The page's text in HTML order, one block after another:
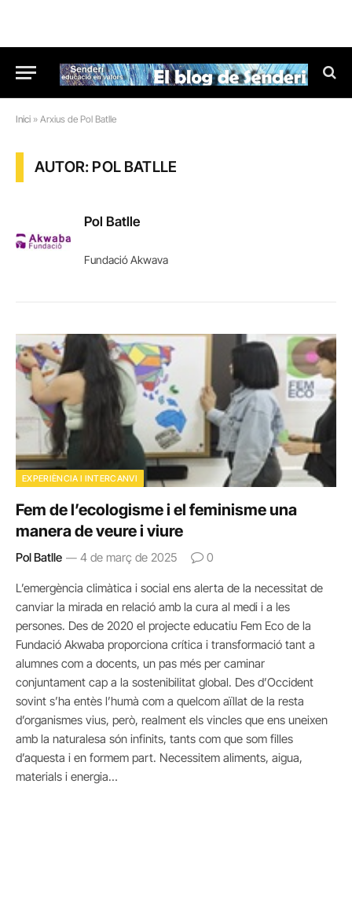
Inici » Arxius de Pol Batlle
AUTOR: POL BATLLE
Pol Batlle
Fundació Akwava
EXPERIÈNCIA I INTERCANVI
Fem de l’ecologisme i el feminisme una
manera de veure i viure
Pol Batlle 4 de març de 2025 0
L’emergència climàtica i social ens alerta de la necessitat de
canviar la mirada en relació amb la cura al medi i a les
persones. Des de 2020 el projecte educatiu Fem Eco de la
Fundació Akwaba proporciona crítica i transformació tant a
alumnes com a docents, un pas més per caminar
conjuntament cap a la sostenibilitat global. Des d’Occident
sovint s’ha entès l’humà com a quelcom aïllat de la resta
d’organismes vius, però, realment els vincles que ens uneixen
amb la naturalesa són infinits, tants com que som filles
d’aquesta i en formem part. Necessitem aliments, aigua,
materials i energia…